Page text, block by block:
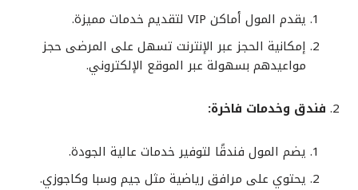
يقدم المول أماكن VIP لتقديم خدمات مميزة.
إمكانية الحجز عبر الإنترنت تسهل على المرضى حجز
مواعيدهم بسهولة عبر الموقع الإلكتروني.
فندق وخدمات فاخرة:
يضم المول فندقًا لتوفير خدمات عالية الجودة.
يحتوي على مرافق رياضية مثل جيم وسبا وكاجوزي.